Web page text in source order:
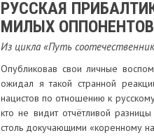
РУССКАЯ
МИЛЫХ ОППОНЕНТОВ
Из цикла «Путь
Опубликовав свои личные
ожидал я такой странной
нацистов по отношению к
кто не видит отчётливой
столь докучающими «коренному